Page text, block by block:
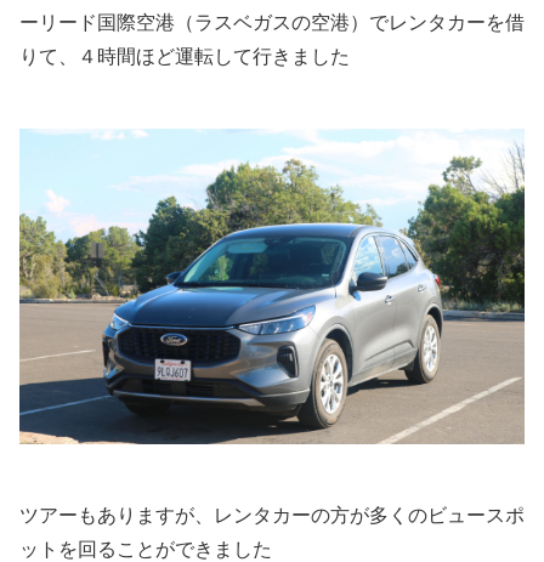
ーリード国際空港（ラスベガスの空港）でレンタカーを借
りて、４時間ほど運転して行きました
ツアーもありますが、レンタカーの方が多くのビュースポ
ットを回ることができました